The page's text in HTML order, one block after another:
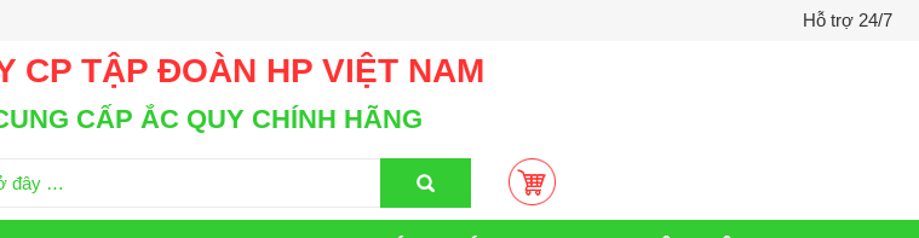
Hỗ trợ 24/7
CP TẬP ĐOÀN HP VIỆT NAM
CẤP ẮC QUY CHÍNH HÃNG